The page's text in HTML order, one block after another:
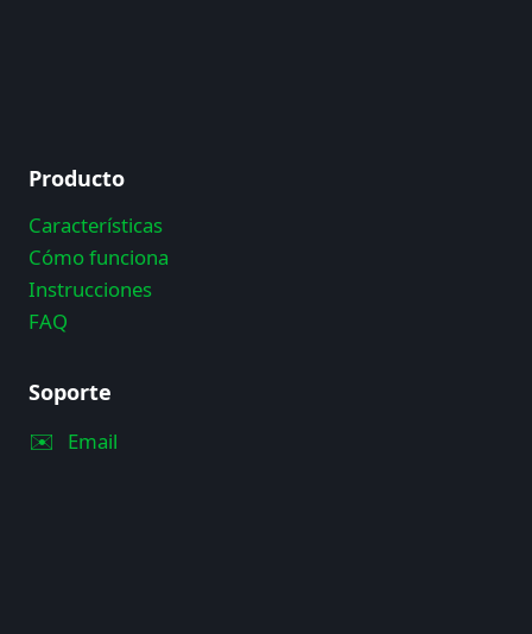
Producto
Características
Cómo funciona
Instrucciones
FAQ
Soporte
✉️ Email